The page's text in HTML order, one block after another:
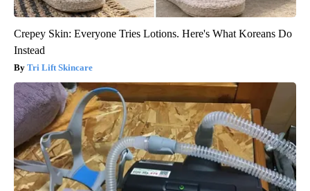
Crepey Skin: Everyone Tries Lotions. Here's What Koreans Do
Instead
Tri Lift Skincare